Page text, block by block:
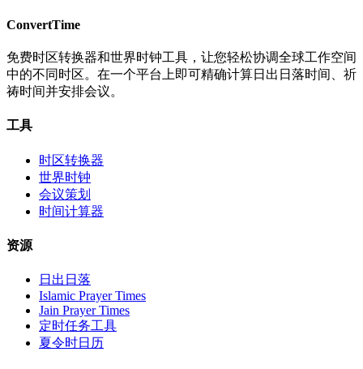
ConvertTime
免费时区转换器和世界时钟工具，让您轻松协调全球工作空间
中的不同时区。在一个平台上即可精确计算日出日落时间、祈
祷时间并安排会议。
工具
时区转换器
世界时钟
会议策划
时间计算器
资源
日出日落
Islamic Prayer Times
Jain Prayer Times
定时任务工具
夏令时日历